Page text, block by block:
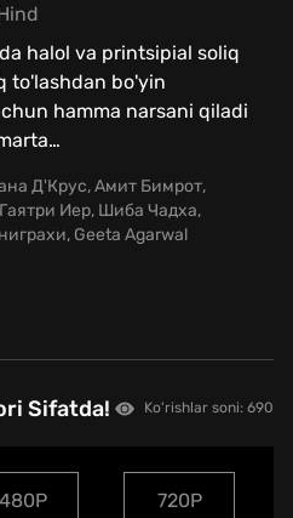
halol va printsipial soliq
to'lashdan bo'yin
hamma narsani qiladi
…
Д'Крус, Амит Бимрот,
Иер, Шиба Чадха,
Geeta Agarwal
Sifatda! Ko'rishlar soni: 690
480P 720P